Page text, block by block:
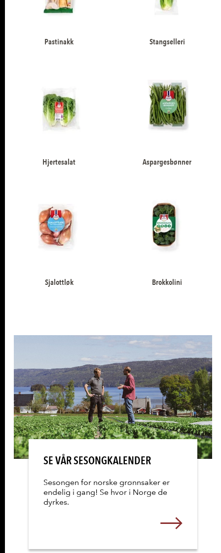
Pastinakk Stangselleri
Hjertesalat Aspargesbønner
Sjalottløk Brokkolini
SE VÅR SESONGKALENDER
Sesongen for norske grønnsaker er
endelig i gang! Se hvor i Norge de
dyrkes.
Les mer